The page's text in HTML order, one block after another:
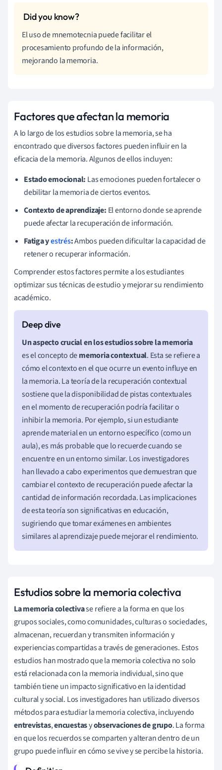
El uso de mnemotecnia puede facilitar el
procesamiento profundo de la información,
mejorando la memoria.
Factores que afectan la memoria
A lo largo de los estudios sobre la memoria, se ha
encontrado que diversos factores pueden influir en la
eficacia de la memoria. Algunos de ellos incluyen:
Estado emocional: Las emociones pueden fortalecer o
debilitar la memoria de ciertos eventos.
Contexto de aprendizaje: El entorno donde se aprende
puede afectar la recuperación de información.
Fatiga yestrés:Ambos pueden dificultar la capacidad de
retener o recuperar información.
Comprender estos factores permite a los estudiantes
optimizar sus técnicas de estudio y mejorar su rendimiento
académico.
Un aspecto crucial en los estudios sobre la memoria
es el concepto dememoria contextual. Esta se refiere a
cómo el contexto en el que ocurre un evento influye en
la memoria. La teoría de la recuperación contextual
sostiene que la disponibilidad de pistas contextuales
en el momento de recuperación podría facilitar o
inhibir la memoria. Por ejemplo, si un estudiante
aprende material en un entorno específico (como un
aula), es más probable que lo recuerde cuando se
encuentre en un entorno similar. Los investigadores
han llevado a cabo experimentos que demuestran que
cambiar el contexto de recuperación puede afectar la
cantidad de información recordada. Las implicaciones
de esta teoría son significativas en educación,
sugiriendo que tomar exámenes en ambientes
similares al aprendizaje puede mejorar el rendimiento.
Estudios sobre la memoria colectiva
La memoria colectivase refiere a la forma en que los
grupos sociales, como comunidades, culturas o sociedades,
almacenan, recuerdan y transmiten información y
experiencias compartidas a través de generaciones. Estos
estudios han mostrado que la memoria colectiva no solo
está relacionada con la memoria individual, sino que
también tiene un impacto significativo en la identidad
cultural y social. Los investigadores han utilizado diversos
métodos para estudiar la memoria colectiva, incluyendo
entrevistas,encuestasyobservaciones de grupo. La forma
en que los recuerdos se comparten y alteran dentro de un
grupo puede influir en cómo se vive y se percibe la historia.